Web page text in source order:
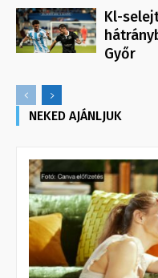
Kl-
Győr
NEKED AJÁNLJUK